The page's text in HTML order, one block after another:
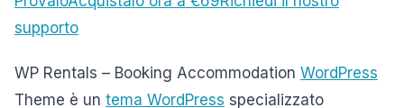
supporto
WP Rentals – Booking Accommodation WordPress
Theme è un tema WordPress specializzato